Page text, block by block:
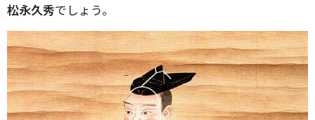
松永久秀でしょう。